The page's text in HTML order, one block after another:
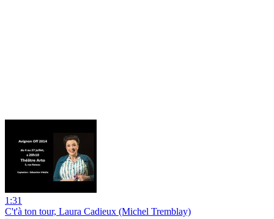
1:31
C't'à ton tour, Laura Cadieux (Michel Tremblay)